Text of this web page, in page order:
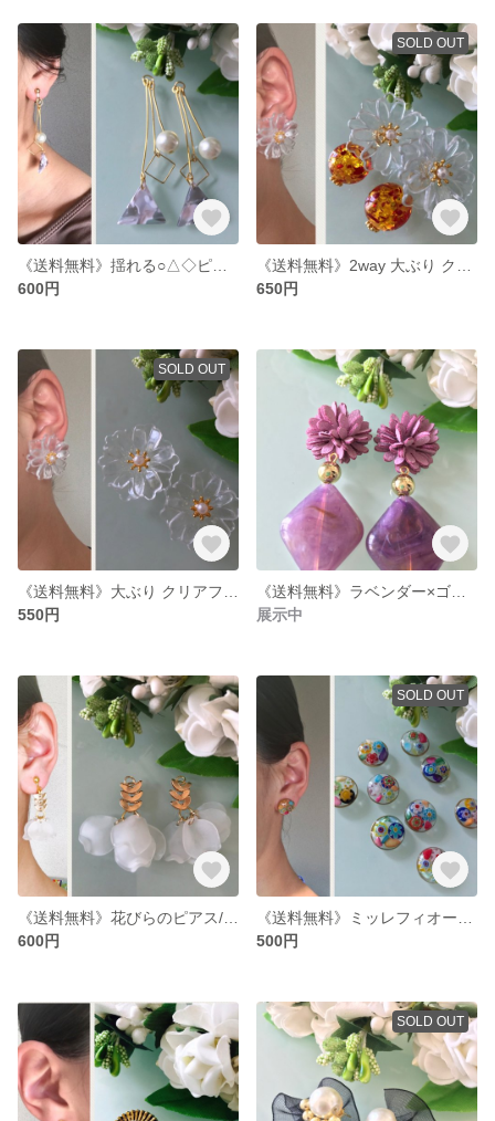
600円
SOLD OUT
650円
SOLD OUT
550円
展示中
600円
SOLD OUT
500円
SOLD OUT